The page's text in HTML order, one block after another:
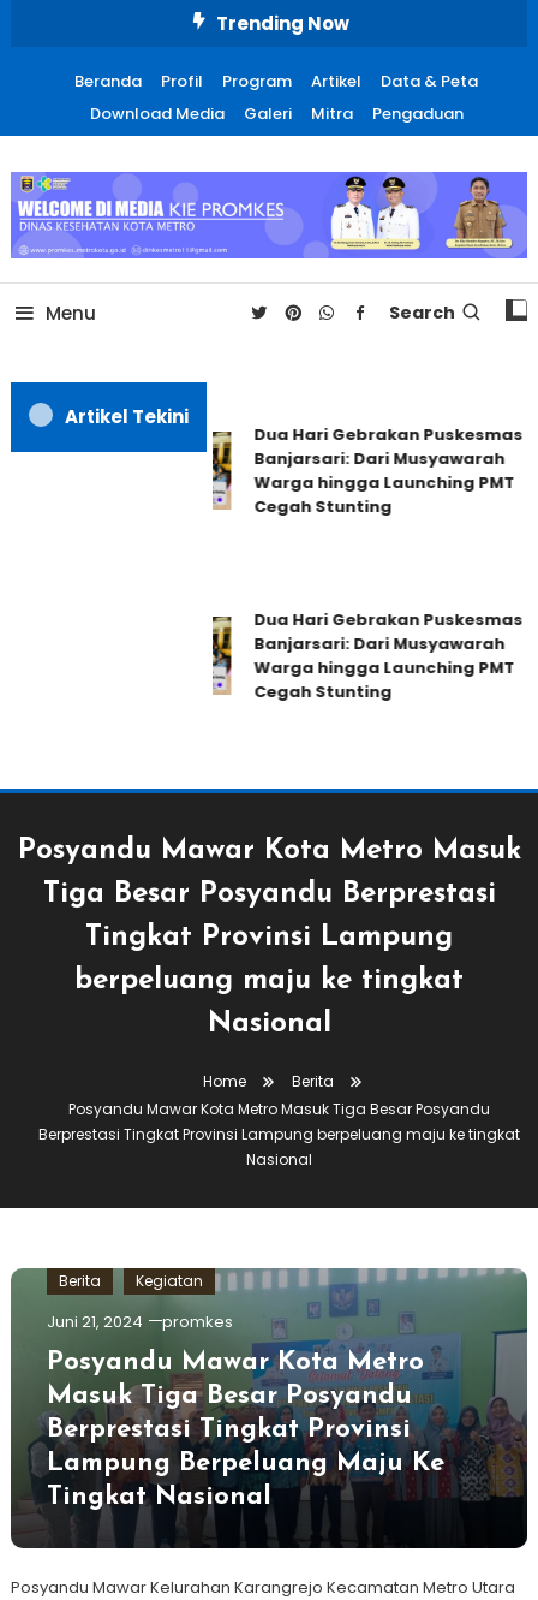
Trending Now
Beranda Profil Program Artikel
Data & Peta
Download Media
Galeri Mitra Pengaduan
Promosi Kesehatan Kota
Metro
Menu Search
Artikel Tekini
Dua Hari Gebrakan Puskesmas
Banjarsari: Dari Musyawarah
Warga hingga Launching PMT
Cegah Stunting
Dua Hari Gebrakan Puskesmas
Banjarsari: Dari Musyawarah
Warga hingga Launching PMT
Cegah Stunting
Posyandu Mawar Kota Metro Masuk
Tiga Besar Posyandu Berprestasi
Tingkat Provinsi Lampung
berpeluang maju ke tingkat
Nasional
Home
Berita
Posyandu Mawar Kota Metro Masuk Tiga Besar Posyandu
Berprestasi Tingkat Provinsi Lampung berpeluang maju ke tingkat
Nasional
Berita Kegiatan
Juni 21, 2024 promkes
Posyandu Mawar Kota Metro
Masuk Tiga Besar Posyandu
Berprestasi Tingkat Provinsi
Lampung Berpeluang Maju Ke
Tingkat Nasional
Posyandu Mawar Kelurahan Karangrejo Kecamatan Metro Utara